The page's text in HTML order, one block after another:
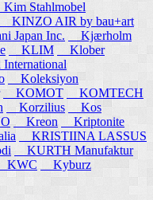
Stahlmobel
KINZO AIR by bau+art
Japan Inc.
Kjærholm
KLIM
Klober
Koleksiyon
KOMOT
KOMTECH
Korzilius
Kos
Kreon
Kriptonite
KRISTIINA LASSUS
KURTH Manufaktur
KWC
Kyburz